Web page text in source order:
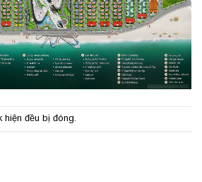
hiện đều bị đóng.